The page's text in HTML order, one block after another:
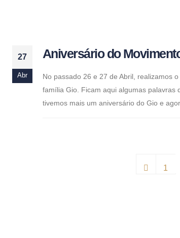
27
Abr
Aniversário do
No passado 26 e 27 de Abril, realizamos
família Gio. Ficam aqui algumas palavras
tivemos mais um aniversário do Gio e
1